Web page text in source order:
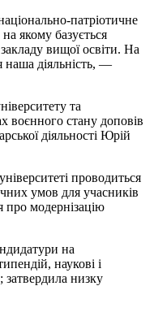
патріотичне
якому базується
вищої освіти. На
наша діяльність, —
та
воєнного стану доповів
діяльності Юрій
проводиться
умов для учасників
про модернізацію
на
наукові і
затвердила низку